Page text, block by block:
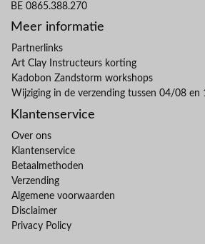
BE 0865.388.270
Meer informatie
Partnerlinks
Art Clay Instructeurs korting
Kadobon Zandstorm workshops
Wijziging in de verzending tussen 04/08 en
Klantenservice
Over ons
Klantenservice
Betaalmethoden
Verzending
Algemene voorwaarden
Disclaimer
Privacy Policy